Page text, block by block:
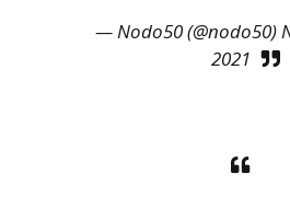
— Nodo50 (@nodo50)
2021